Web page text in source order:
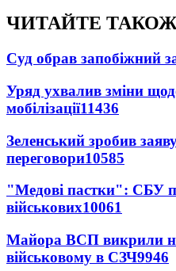
ЧИТАЙТЕ
Суд обрав запобіжний
Уряд ухвалив зміни
мобілізації11436
Зеленський зробив
переговори10585
"Медові пастки": СБУ
військових10061
Майора ВСП викрили
військовому в СЗЧ9946